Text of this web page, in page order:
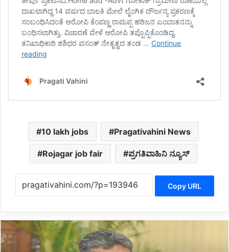
10 lakh jobs Pragativahini News
Rojagar job fair ಪ್ರಗತಿವಾಹಿನಿ ನ್ಯೂಸ್
Copy URL